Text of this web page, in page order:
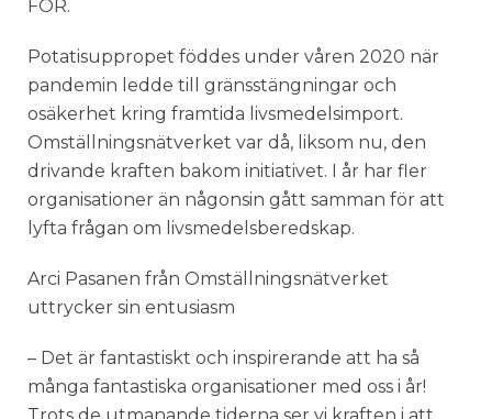
FOR.
Potatisuppropet föddes under våren 2020 när
pandemin ledde till gränsstängningar och
osäkerhet kring framtida livsmedelsimport.
Omställningsnätverket var då, liksom nu, den
drivande kraften bakom initiativet. I år har fler
organisationer än någonsin gått samman för att
lyfta frågan om livsmedelsberedskap.
Arci Pasanen från Omställningsnätverket
uttrycker sin entusiasm
– Det är fantastiskt och inspirerande att ha så
många fantastiska organisationer med oss i år!